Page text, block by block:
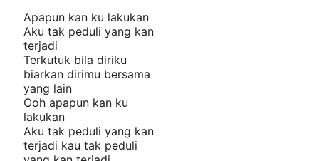
Apapun kan ku lakukan
Aku tak peduli yang kan
terjadi
Terkutuk bila diriku
biarkan dirimu bersama
yang lain
Ooh apapun kan ku
lakukan
Aku tak peduli yang kan
terjadi kau tak peduli